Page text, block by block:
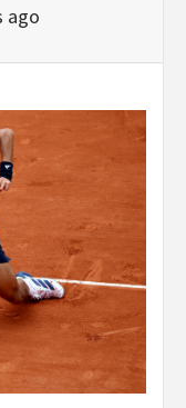
ago